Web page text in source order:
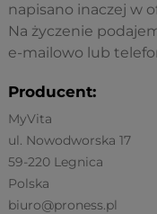
napisano inaczej w
Na życzenie
e-mailowo lub
Producent:
MyVita
ul. Nowodworska 17
59-220 Legnica
Polska
biuro@proness.pl